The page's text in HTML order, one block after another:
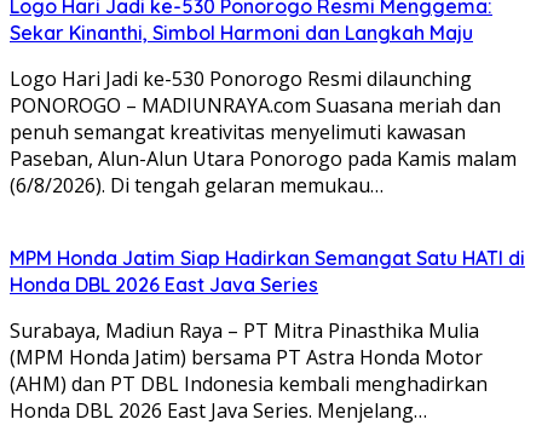
Logo Hari Jadi ke-530 Ponorogo Resmi Menggema:
Sekar Kinanthi, Simbol Harmoni dan Langkah Maju
Logo Hari Jadi ke-530 Ponorogo Resmi dilaunching
PONOROGO – MADIUNRAYA.com Suasana meriah dan
penuh semangat kreativitas menyelimuti kawasan
Paseban, Alun-Alun Utara Ponorogo pada Kamis malam
(6/8/2026). Di tengah gelaran memukau…
MPM Honda Jatim Siap Hadirkan Semangat Satu HATI di
Honda DBL 2026 East Java Series
Surabaya, Madiun Raya – PT Mitra Pinasthika Mulia
(MPM Honda Jatim) bersama PT Astra Honda Motor
(AHM) dan PT DBL Indonesia kembali menghadirkan
Honda DBL 2026 East Java Series. Menjelang…